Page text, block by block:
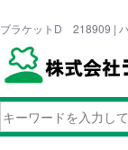
ブラケットD 218909 |